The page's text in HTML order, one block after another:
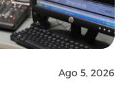
Ago 5, 2026